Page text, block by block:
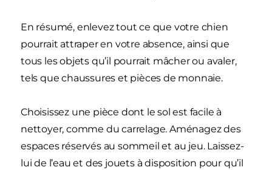
En résumé, enlevez tout ce que votre chien
pourrait attraper en votre absence, ainsi que
tous les objets qu’il pourrait mâcher ou avaler,
tels que chaussures et pièces de monnaie.
Choisissez une pièce dont le sol est facile à
nettoyer, comme du carrelage. Aménagez des
espaces réservés au sommeil et au jeu. Laissez-
lui de l’eau et des jouets à disposition pour qu’il